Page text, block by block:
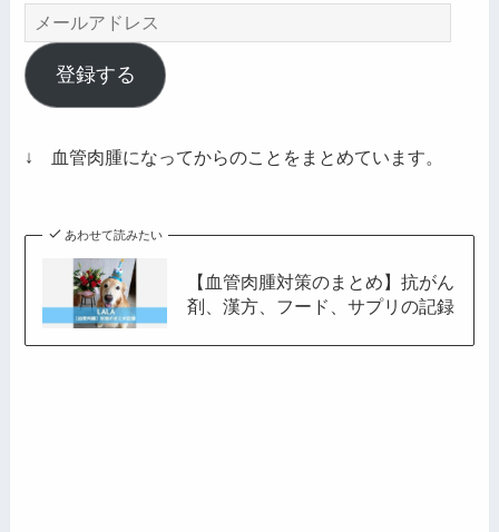
ー
ル
ア
レ
登録する
↓ 血管肉腫になってからのことをまとめています。
あわせて読みたい
【血管肉腫対策のまとめ】抗がん
剤、漢方、フード、サプリの記録